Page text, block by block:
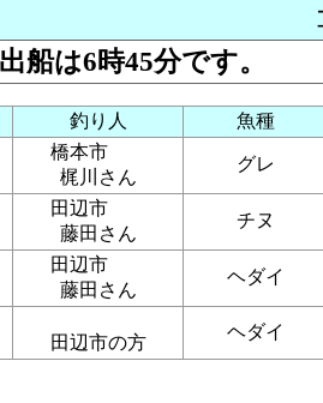
船は6時45分です。
釣り人 魚種
橋本市
梶川さん
グレ
田辺市
藤田さん
チヌ
田辺市
藤田さん
ヘダイ
田辺市の方
ヘダイ